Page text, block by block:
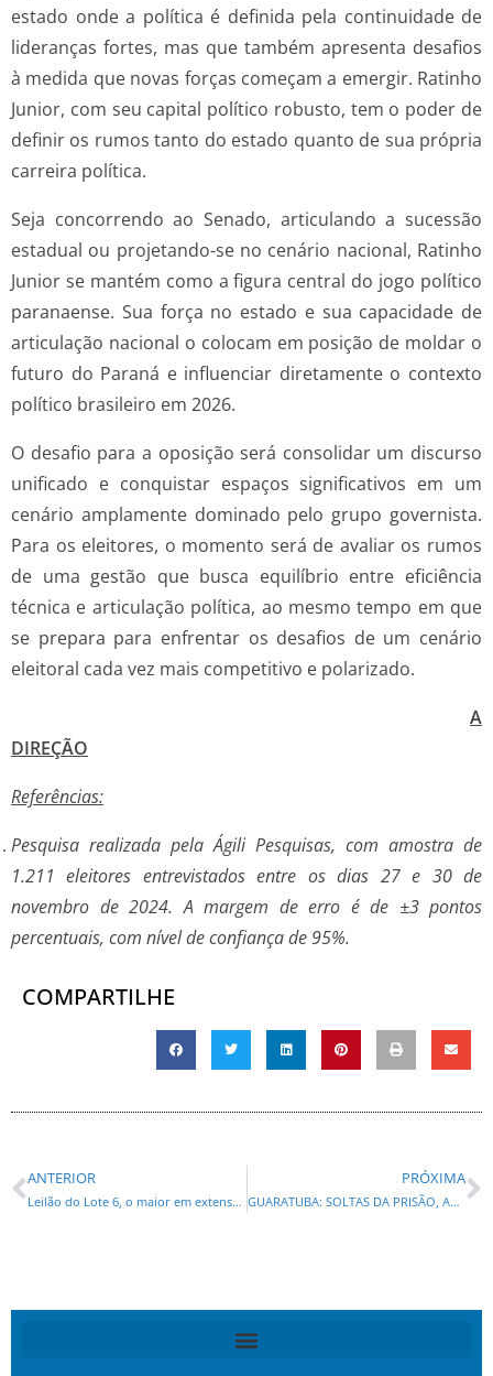
estado onde a política é definida pela continuidade de
lideranças fortes, mas que também apresenta desafios
à medida que novas forças começam a emergir. Ratinho
Junior, com seu capital político robusto, tem o poder de
definir os rumos tanto do estado quanto de sua própria
carreira política.
Seja concorrendo ao Senado, articulando a sucessão
estadual ou projetando-se no cenário nacional, Ratinho
Junior se mantém como a figura central do jogo político
paranaense. Sua força no estado e sua capacidade de
articulação nacional o colocam em posição de moldar o
futuro do Paraná e influenciar diretamente o contexto
político brasileiro em 2026.
O desafio para a oposição será consolidar um discurso
unificado e conquistar espaços significativos em um
cenário amplamente dominado pelo grupo governista.
Para os eleitores, o momento será de avaliar os rumos
de uma gestão que busca equilíbrio entre eficiência
técnica e articulação política, ao mesmo tempo em que
se prepara para enfrentar os desafios de um cenário
eleitoral cada vez mais competitivo e polarizado.
A
DIREÇÃO
Referências:
Pesquisa realizada pela Ágili Pesquisas, com amostra de
1.211 eleitores entrevistados entre os dias 27 e 30 de
novembro de 2024. A margem de erro é de ±3 pontos
percentuais, com nível de confiança de 95%.
COMPARTILHE
ANTERIOR
Leilão do Lote 6, o maior em extensão, será nesta quinta-feira na Bolsa de Valores
PRÓXIMA
GUARATUBA: SOLTAS DA PRISÃO, ACUSADAS DE GOLPE DO EMPRÉSTIMO DO BRADESCO INTIMIDAM MAIS UMA VÍTIMA